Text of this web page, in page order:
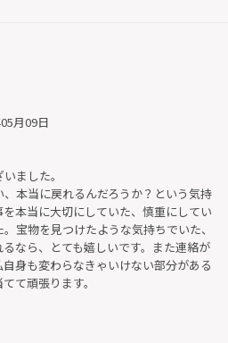
月09日
ました。
本当に戻れるんだろうか？という気持
本当に大切にしていた、慎重にしてい
宝物を見つけたような気持ちでいた、
なら、とても嬉しいです。また連絡が
身も変わらなきゃいけない部分がある
て頑張ります。